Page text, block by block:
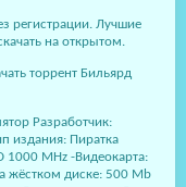
регистрации. Лучшие
на открытом.
торрент Бильярд
Разработчик:
издания: Пиратка
MHz -Видеокарта:
жёстком диске: 500 Мb